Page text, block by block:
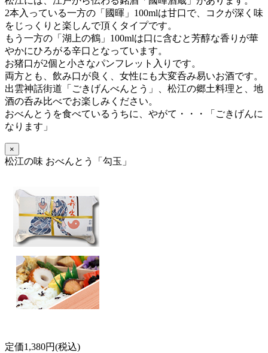
2本入っている一方の「國暉」100mlは甘口で、コクが深く味
をじっくりと楽しんで頂くタイプです。
もう一方の「湖上の鶴」100mlは口に含むと芳醇な香りが華
やかにひろがる辛口となっています。
お猪口が2個と小さなパンフレット入りです。
両方とも、飲み口が良く、女性にも大変呑み易いお酒です。
出雲神話街道「ごきげんべんとう」、松江の郷土料理と、地
酒の呑み比べでお楽しみください。
おべんとうを食べているうちに、 やがて・・・「ごきげんに
なります」
×
松江の味 おべんとう「勾玉」
定価1,380円(税込)